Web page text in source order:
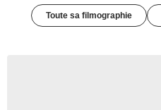
Toute sa filmographie